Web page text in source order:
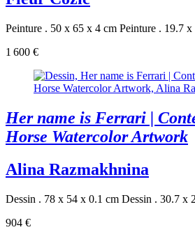
Peinture . 50 x 65 x 4 cm Peinture . 19.7
1 600 €
Her name is Ferrari |
Horse Watercolor Artwork
Alina Razmakhnina
Dessin . 78 x 54 x 0.1 cm Dessin . 30.7 x
904 €